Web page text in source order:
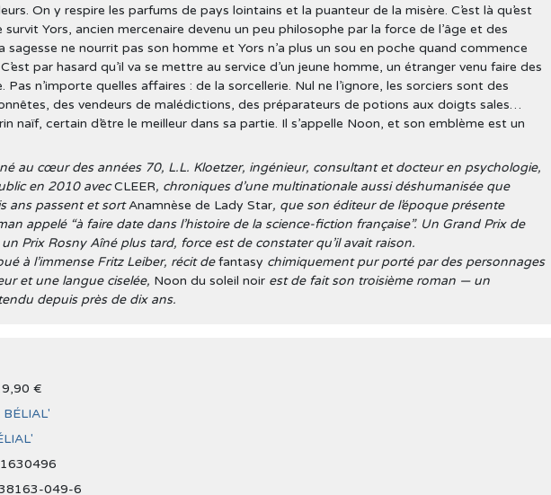
On y respire les parfums de pays lointains et la puanteur de la misère. C’est là qu’est
survit Yors, ancien mercenaire devenu un peu philosophe par la force de l’âge et des
sagesse ne nourrit pas son homme et Yors n’a plus un sou en poche quand commence
par hasard qu’il va se mettre au service d’un jeune homme, un étranger venu faire des
Pas n’importe quelles affaires : de la sorcellerie. Nul ne l’ignore, les sorciers sont des
des vendeurs de malédictions, des préparateurs de potions aux doigts sales…
naïf, certain d’être le meilleur dans sa partie. Il s’appelle Noon, et son emblème est un
au cœur des années 70, L.L. Kloetzer, ingénieur, consultant et docteur en psychologie,
en 2010 avecCLEER, chroniques d’une multinationale aussi déshumanisée que
ans passent et sortAnamnèse de Lady Star, que son éditeur de l’époque présente
appelé “à faire date dans l’histoire de la science-fiction française”. Un Grand Prix de
un Prix Rosny Aîné plus tard, force est de constater qu’il avait raison.
à l’immense Fritz Leiber, récit defantasy chimiquement pur porté par des personnages
et une langue ciselée, Noon du soleil noir est de fait son troisième roman — un
depuis près de dix ans.
€
BÉLIAL'
049-6